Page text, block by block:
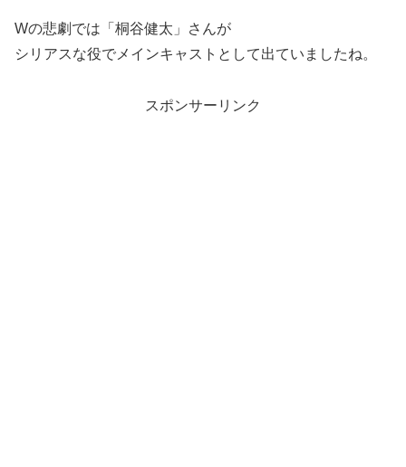
Wの悲劇では「桐谷健太」さんが
シリアスな役でメインキャストとして出ていましたね。
スポンサーリンク